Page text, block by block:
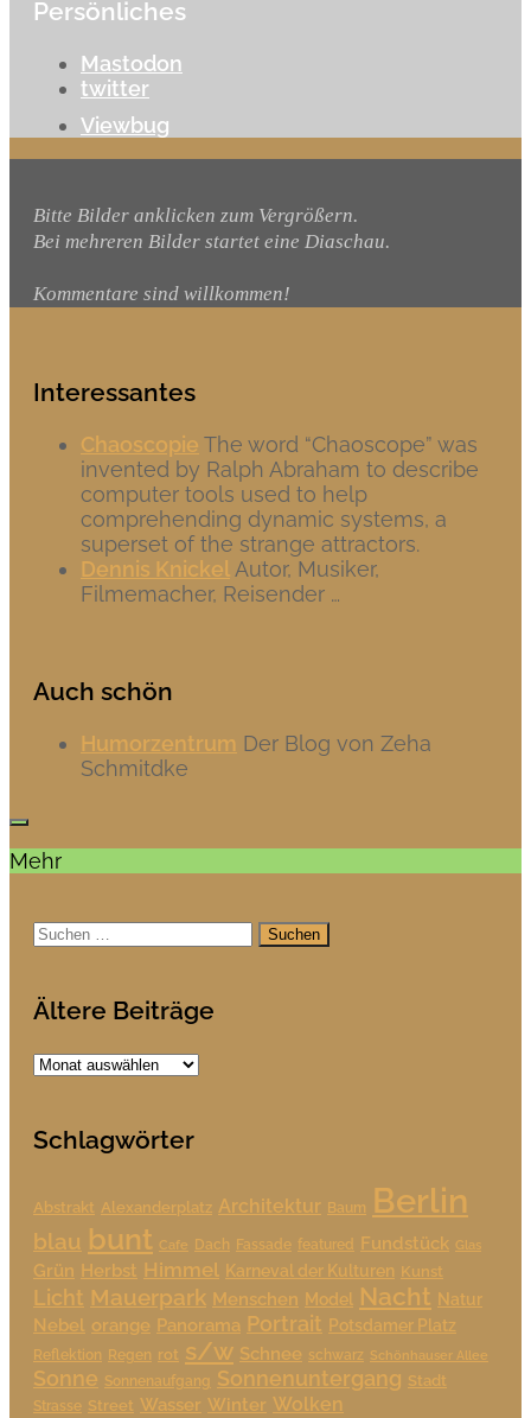
Persönliches
Mastodon
twitter
Viewbug
Bitte Bilder anklicken zum Vergrößern.
Bei mehreren Bilder startet eine Diaschau.
Kommentare sind willkommen!
Interessantes
Chaoscopie The word “Chaoscope” was
invented by Ralph Abraham to describe
computer tools used to help
comprehending dynamic systems, a
superset of the strange attractors.
Dennis Knickel Autor, Musiker,
Filmemacher, Reisender …
Auch schön
Humorzentrum Der Blog von Zeha
Schmitdke
Mehr
Suchen
nach:
Ältere Beiträge
Ältere
Schlagwörter
Abstrakt Alexanderplatz Architektur Baum Berlin
blau bunt Cafe Dach Fassade featured Fundstück Glas
Grün Herbst Himmel Karneval der Kulturen Kunst
Licht Mauerpark Menschen Model Nacht Natur
Nebel orange Panorama Portrait Potsdamer Platz
Reflektion Regen rot s/w Schnee schwarz Schönhauser Allee
Sonne Sonnenaufgang Sonnenuntergang Stadt
Strasse Street Wasser Winter Wolken